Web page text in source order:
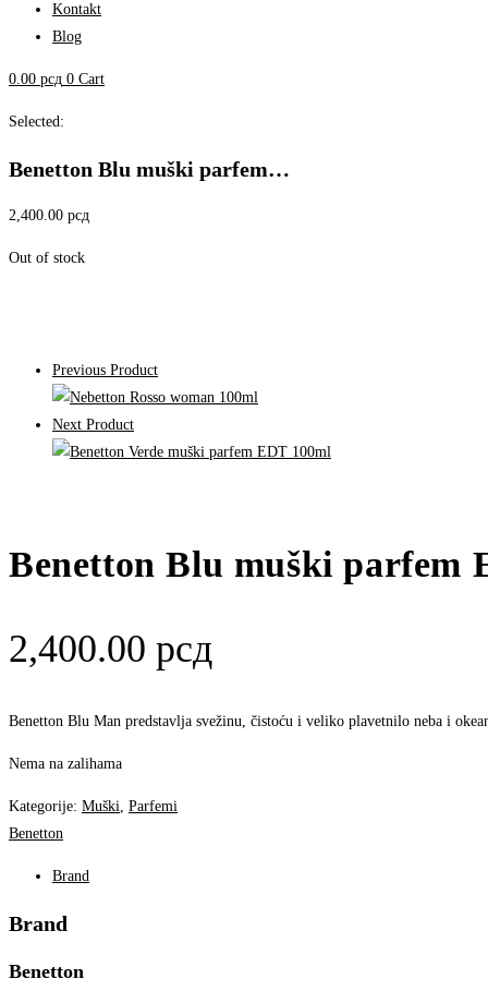
Kontakt
Blog
0.00 рсд 0 Cart
Selected:
Benetton Blu muški parfem…
2,400.00 рсд
Out of stock
Previous Product
Next Product
Benetton Blu muški parfem
2,400.00 рсд
Benetton Blu Man predstavlja svežinu, čistoću i veliko plavetnilo neba i
Nema na zalihama
Kategorije: Muški, Parfemi
Benetton
Brand
Brand
Benetton